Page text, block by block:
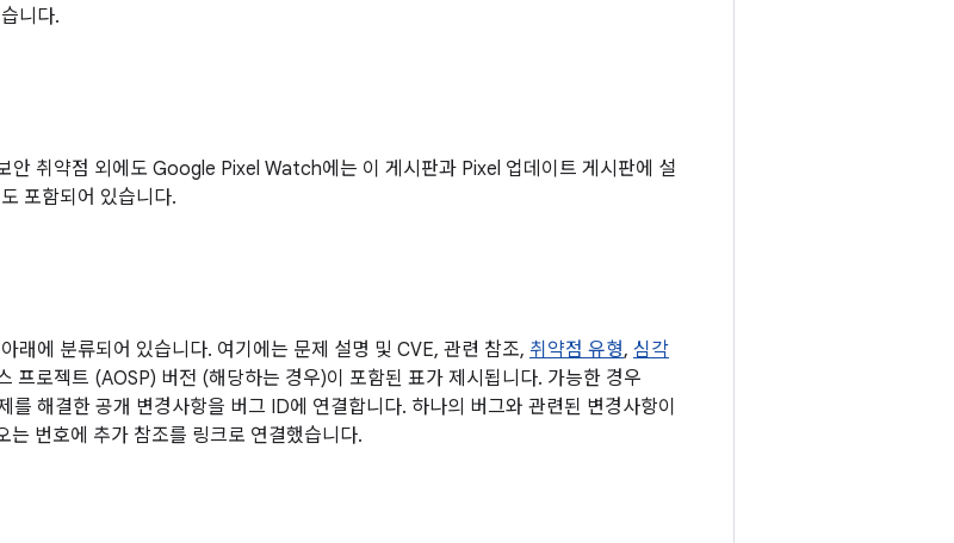
니다.
안 취약점 외에도 Google Pixel Watch에는 이 게시판과 Pixel 업데이트 게시판에 설
포함되어 있습니다.
래에 분류되어 있습니다. 여기에는 문제 설명 및 CVE, 관련 참조, 취약점 유형, 심각
프로젝트 (AOSP) 버전 (해당하는 경우)이 포함된 표가 제시됩니다. 가능한 경우
를 해결한 공개 변경사항을 버그 ID에 연결합니다. 하나의 버그와 관련된 변경사항이
는 번호에 추가 참조를 링크로 연결했습니다.